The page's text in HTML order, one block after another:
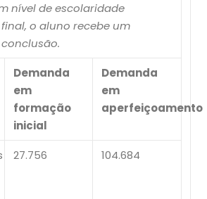
nível de escolaridade
o aluno recebe um
Demanda
em
formação
inicial
Demanda
em
aperfeiçoamento
27.756 104.684